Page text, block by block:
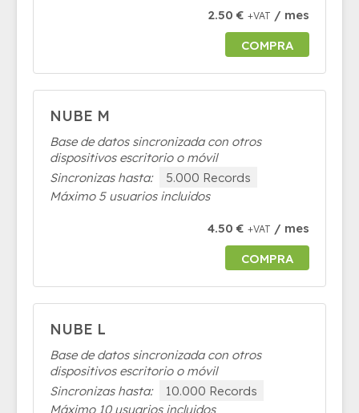
2.50 € +VAT / mes
COMPRA
NUBE M
Base de datos sincronizada con otros
dispositivos escritorio o móvil
Sincronizas hasta:
5.000 Records
Máximo 5 usuarios incluidos
4.50 € +VAT / mes
COMPRA
NUBE L
Base de datos sincronizada con otros
dispositivos escritorio o móvil
Sincronizas hasta:
10.000 Records
Máximo 10 usuarios incluidos